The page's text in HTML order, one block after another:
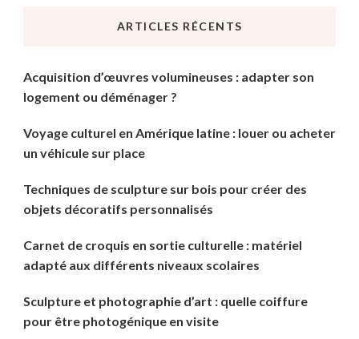
ARTICLES RÉCENTS
Acquisition d’œuvres volumineuses : adapter son
logement ou déménager ?
Voyage culturel en Amérique latine : louer ou acheter
un véhicule sur place
Techniques de sculpture sur bois pour créer des
objets décoratifs personnalisés
Carnet de croquis en sortie culturelle : matériel
adapté aux différents niveaux scolaires
Sculpture et photographie d’art : quelle coiffure
pour être photogénique en visite